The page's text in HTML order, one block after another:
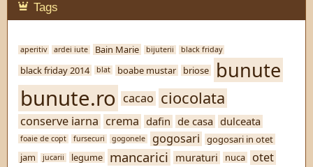
Tags
aperitiv ardei iute Bain Marie bijuterii black friday
black friday 2014 blat boabe mustar briose bunute
bunute.ro cacao ciocolata
conserve iarna crema dafin de casa dulceata
foaie de copt fursecuri gogonele gogosari
gogosari in otet
jam
jucarii legume mancarici muraturi nuca otet